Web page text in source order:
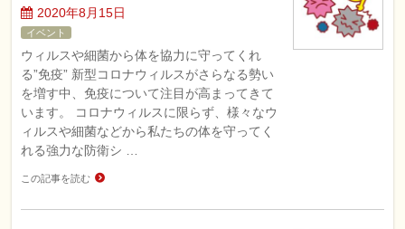
2020年8月15日
イベント
ウィルスや細菌から体を協力に守ってくれ
る”免疫” 新型コロナウィルスがさらなる勢い
を増す中、免疫について注目が高まってきて
います。 コロナウィルスに限らず、様々なウ
ィルスや細菌などから私たちの体を守ってく
れる強力な防衛シ …
この記事を読む